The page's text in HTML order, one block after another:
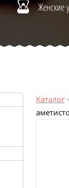
Женские
Каталог